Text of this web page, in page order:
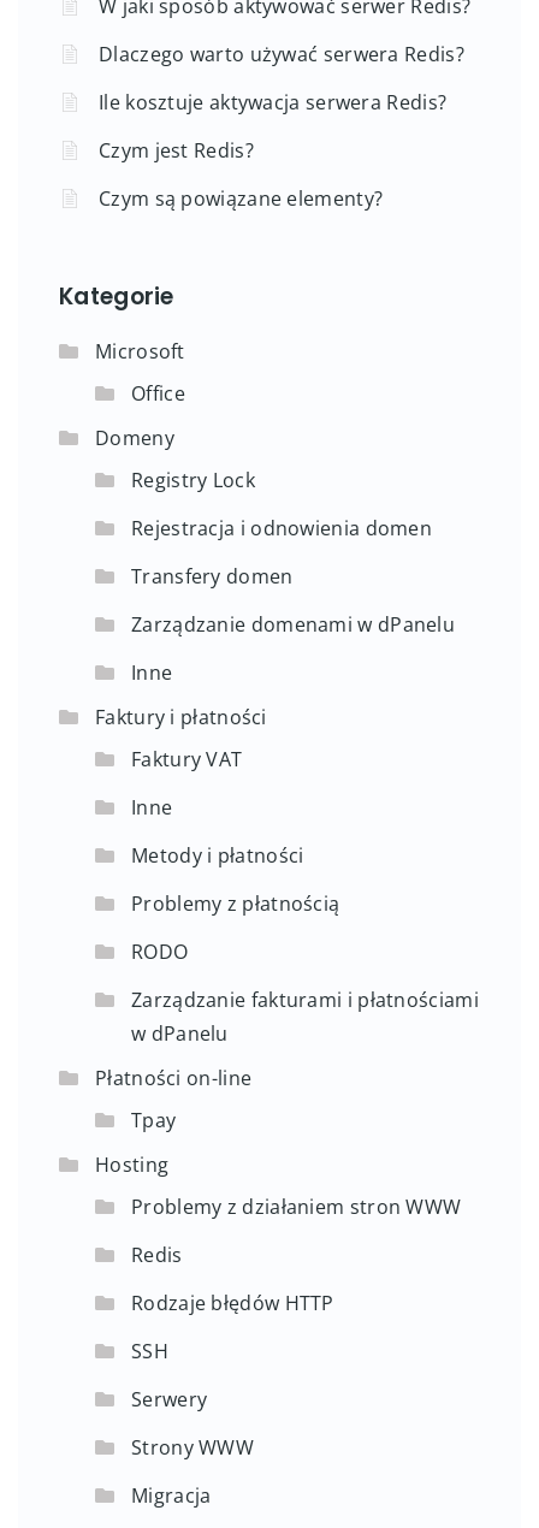
W jaki sposób aktywować serwer Redis?
Dlaczego warto używać serwera Redis?
Ile kosztuje aktywacja serwera Redis?
Czym jest Redis?
Czym są powiązane elementy?
Kategorie
Microsoft
Office
Domeny
Registry Lock
Rejestracja i odnowienia domen
Transfery domen
Zarządzanie domenami w dPanelu
Inne
Faktury i płatności
Faktury VAT
Inne
Metody i płatności
Problemy z płatnością
RODO
Zarządzanie fakturami i płatnościami
w dPanelu
Płatności on-line
Tpay
Hosting
Problemy z działaniem stron WWW
Redis
Rodzaje błędów HTTP
SSH
Serwery
Strony WWW
Migracja